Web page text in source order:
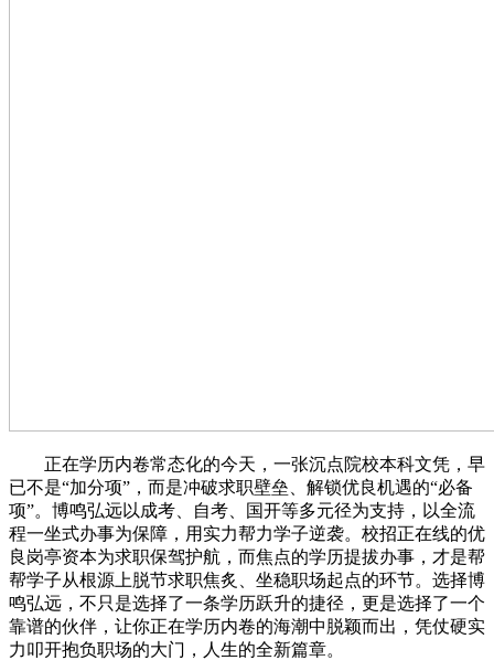
正在学历内卷常态化的今天，一张沉点院校本科文凭，早
已不是“加分项”，而是冲破求职壁垒、解锁优良机遇的“必备
项”。博鸣弘远以成考、自考、国开等多元径为支持，以全流
程一坐式办事为保障，用实力帮力学子逆袭。校招正在线的优
良岗亭资本为求职保驾护航，而焦点的学历提拔办事，才是帮
帮学子从根源上脱节求职焦炙、坐稳职场起点的环节。选择博
鸣弘远，不只是选择了一条学历跃升的捷径，更是选择了一个
靠谱的伙伴，让你正在学历内卷的海潮中脱颖而出，凭仗硬实
力叩开抱负职场的大门，人生的全新篇章。